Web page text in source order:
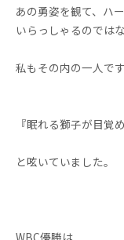
あの勇姿を観て、ハ
いらっしゃるのでは
私もその内の一人です
『眠れる獅子が目覚
と呟いていました。